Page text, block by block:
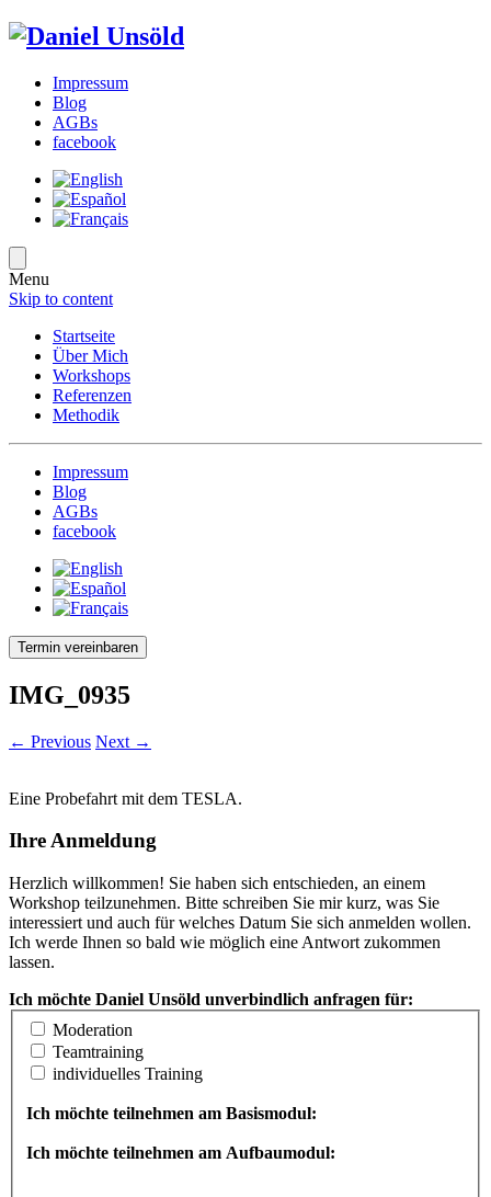
Impressum
Blog
AGBs
facebook
Menu
Skip to content
Startseite
Über Mich
Workshops
Referenzen
Methodik
Impressum
Blog
AGBs
facebook
Termin vereinbaren
IMG_0935
← Previous Next →
Eine Probefahrt mit dem TESLA.
Ihre Anmeldung
Herzlich willkommen! Sie haben sich entschieden, an einem
Workshop teilzunehmen. Bitte schreiben Sie mir kurz, was Sie
interessiert und auch für welches Datum Sie sich anmelden wollen.
Ich werde Ihnen so bald wie möglich eine Antwort zukommen
lassen.
Ich möchte Daniel Unsöld unverbindlich anfragen für:
Moderation
Teamtraining
individuelles Training
Ich möchte teilnehmen am Basismodul:
Ich möchte teilnehmen am Aufbaumodul: